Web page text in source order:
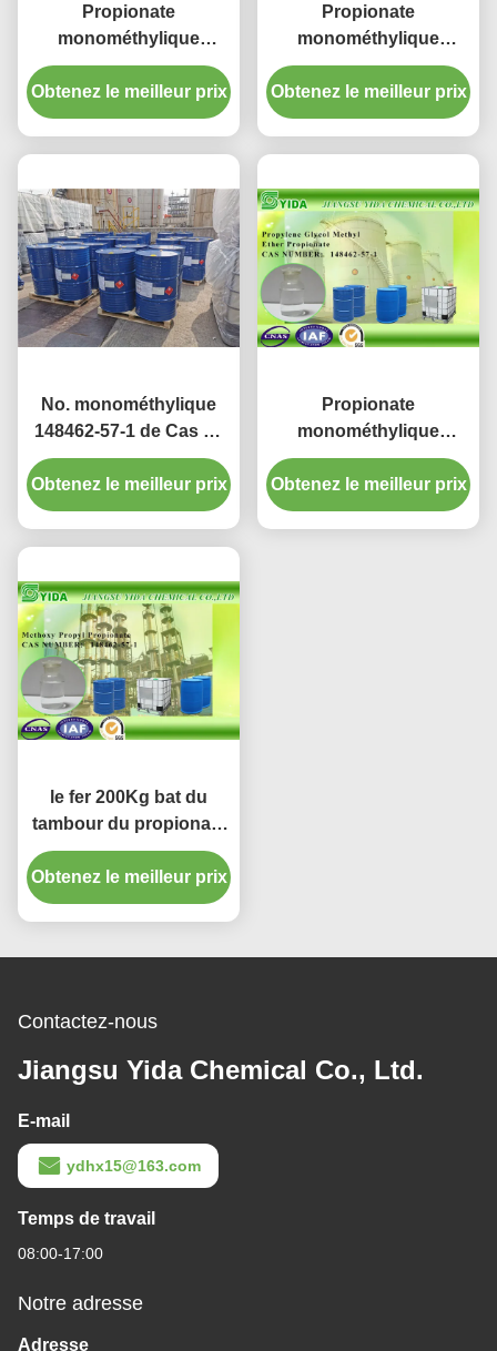
Propionate
monométhylique
dissolvant d'éther de
propylèneglycol
d'évaporation lente
Obtenez le meilleur prix
Propionate
monométhylique
industriel avancé
d'éther de
propylèneglycol de
Obtenez le meilleur prix
No. monométhylique
148462-57-1 de Cas de
propionate d'éther de
propylèneglycol
Obtenez le meilleur prix
Propionate
monométhylique
dissolvant
environnemental vert
d'éther de
Obtenez le meilleur prix
le fer 200Kg bat du
tambour du propionate
monométhylique
d'éther de
propylèneglycol de
époxyde
Obtenez le meilleur prix
Contactez-nous
Jiangsu Yida Chemical Co., Ltd.
E-mail
ydhx15@163.com
Temps de travail
08:00-17:00
Notre adresse
Adresse